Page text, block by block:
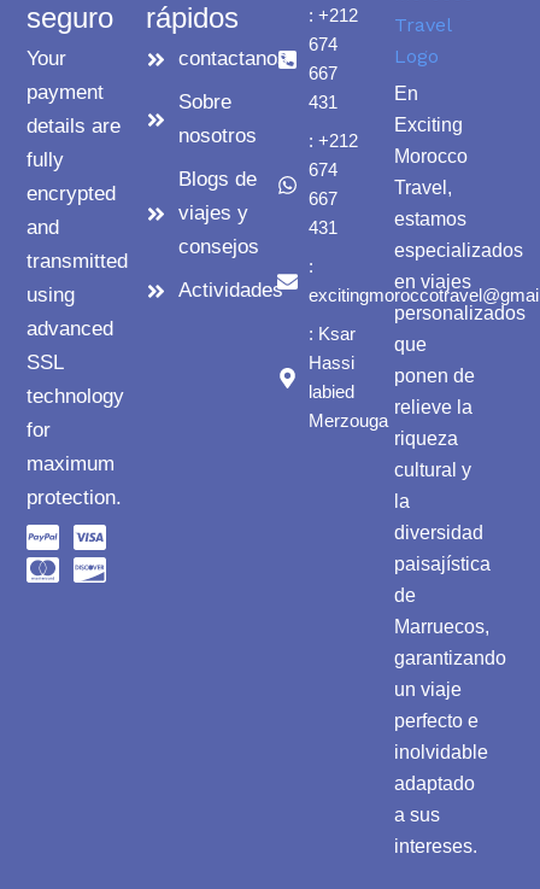
En
Exciting
Morocco
Travel,
estamos
especializados
en viajes
personalizados
que
ponen de
relieve la
riqueza
cultural y
la
diversidad
paisajística
de
Marruecos,
garantizando
un viaje
perfecto e
inolvidable
adaptado
a sus
intereses.
: +212
674
667
431
: +212
674
667
431
:
: Ksar
Hassi
labied
Merzouga
rápidos
contactanos
Sobre
nosotros
Blogs de
viajes y
consejos
Actividades
seguro
Your
payment
details are
fully
encrypted
and
transmitted
using
advanced
SSL
technology
for
maximum
protection.